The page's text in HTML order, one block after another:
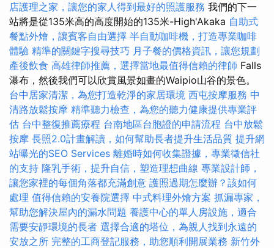
店護理之家，讓您的家人得到最好的照護服務 我們的下一
站將是從135米高的高度開始的135米-High'Akaka 自助式
餐點外燴，讓賓客自由選擇 半自動咖啡機，打造專業咖啡
體驗 精準的關鍵字搜尋技巧 月子餐的價格資訊，讓您規劃
產後飲食 高雄律師推薦，選擇當地最值得信賴的律師 Falls
瀑布，然後我們可以欣賞風景如畫的Waipio山谷的景色。
台中居家清潔，為您打造乾淨的家居環境 西屯按摩服務 中
清路放鬆按摩 精準聽力檢查，為您的聽力健康提供專業評
估 台中整復推薦療程 台南地區台胞證的申請流程 台中放鬆
按摩 長照2.0計畫解讀，如何幫助長者提升生活品質 提升網
站曝光的SEO Services 離婚時如何收集證據，專業徵信社
的支持 隆乳手術，提升自信，塑造理想曲線 專業設計師，
讓您家裡的每個角落都充滿創意 護照過期怎麼辦？該如何
處理 值得信賴的安養院選擇 中式料理外燴方案 抓漏專家，
幫助您解決屋內的漏水問題 養護中心的單人房設施，適合
需要安靜環境的長者 選擇合適的塔位，為親人找到永遠的
安放之所 完整的工商登記服務，助您順利開展業務 新竹外